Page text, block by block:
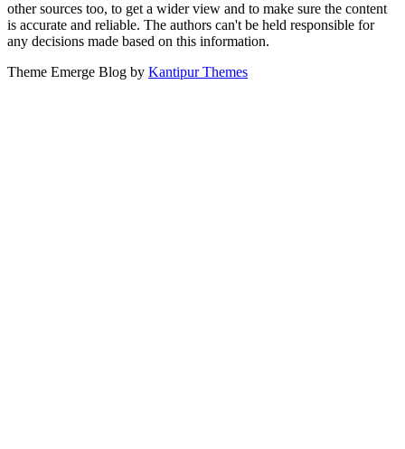
other sources too, to get a wider view and to make sure the content
is accurate and reliable. The authors can't be held responsible for
any decisions made based on this information.
Theme Emerge Blog by Kantipur Themes